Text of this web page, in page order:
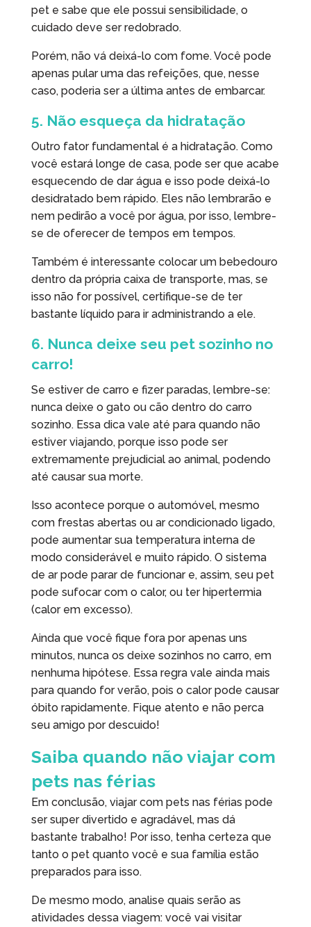
pet e sabe que ele possui sensibilidade, o
cuidado deve ser redobrado.
Porém, não vá deixá-lo com fome. Você pode
apenas pular uma das refeições, que, nesse
caso, poderia ser a última antes de embarcar.
5. Não esqueça da hidratação
Outro fator fundamental é a hidratação. Como
você estará longe de casa, pode ser que acabe
esquecendo de dar água e isso pode deixá-lo
desidratado bem rápido. Eles não lembrarão e
nem pedirão a você por água, por isso, lembre-
se de oferecer de tempos em tempos.
Também é interessante colocar um bebedouro
dentro da própria caixa de transporte, mas, se
isso não for possível, certifique-se de ter
bastante líquido para ir administrando a ele.
6. Nunca deixe seu pet sozinho no
carro!
Se estiver de carro e fizer paradas, lembre-se:
nunca deixe o gato ou cão dentro do carro
sozinho. Essa dica vale até para quando não
estiver viajando, porque isso pode ser
extremamente prejudicial ao animal, podendo
até causar sua morte.
Isso acontece porque o automóvel, mesmo
com frestas abertas ou ar condicionado ligado,
pode aumentar sua temperatura interna de
modo considerável e muito rápido. O sistema
de ar pode parar de funcionar e, assim, seu pet
pode sufocar com o calor, ou ter hipertermia
(calor em excesso).
Ainda que você fique fora por apenas uns
minutos, nunca os deixe sozinhos no carro, em
nenhuma hipótese. Essa regra vale ainda mais
para quando for verão, pois o calor pode causar
óbito rapidamente. Fique atento e não perca
seu amigo por descuido!
Saiba quando não viajar com
pets nas férias
Em conclusão, viajar com pets nas férias pode
ser super divertido e agradável, mas dá
bastante trabalho! Por isso, tenha certeza que
tanto o pet quanto você e sua família estão
preparados para isso.
De mesmo modo, analise quais serão as
atividades dessa viagem: você vai visitar